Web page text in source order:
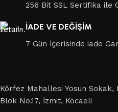
256 Bit SSL Sertifika ile
İADE VE DEĞİŞİM
7 Gün İçerisinde iade
Körfez Mahallesi Yosun Sokak,
Blok No.17, İzmit, Kocaeli